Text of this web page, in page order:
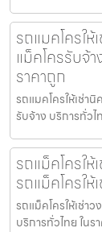
รถแมคโครใ
แม็คโครรับจ้
ราคาถูก
รถแมคโครให้เช่า
รับจ้าง บริการทั่ว
รถแม็คโครใ
รถแม็คโครใ
รถแม็คโครให้เช่า
บริการทั่วไทย ใน